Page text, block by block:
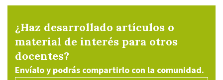
¿Haz desarrollado artículos o
material de interés para otros
docentes?
Envíalo y podrás compartirlo con la comunidad.